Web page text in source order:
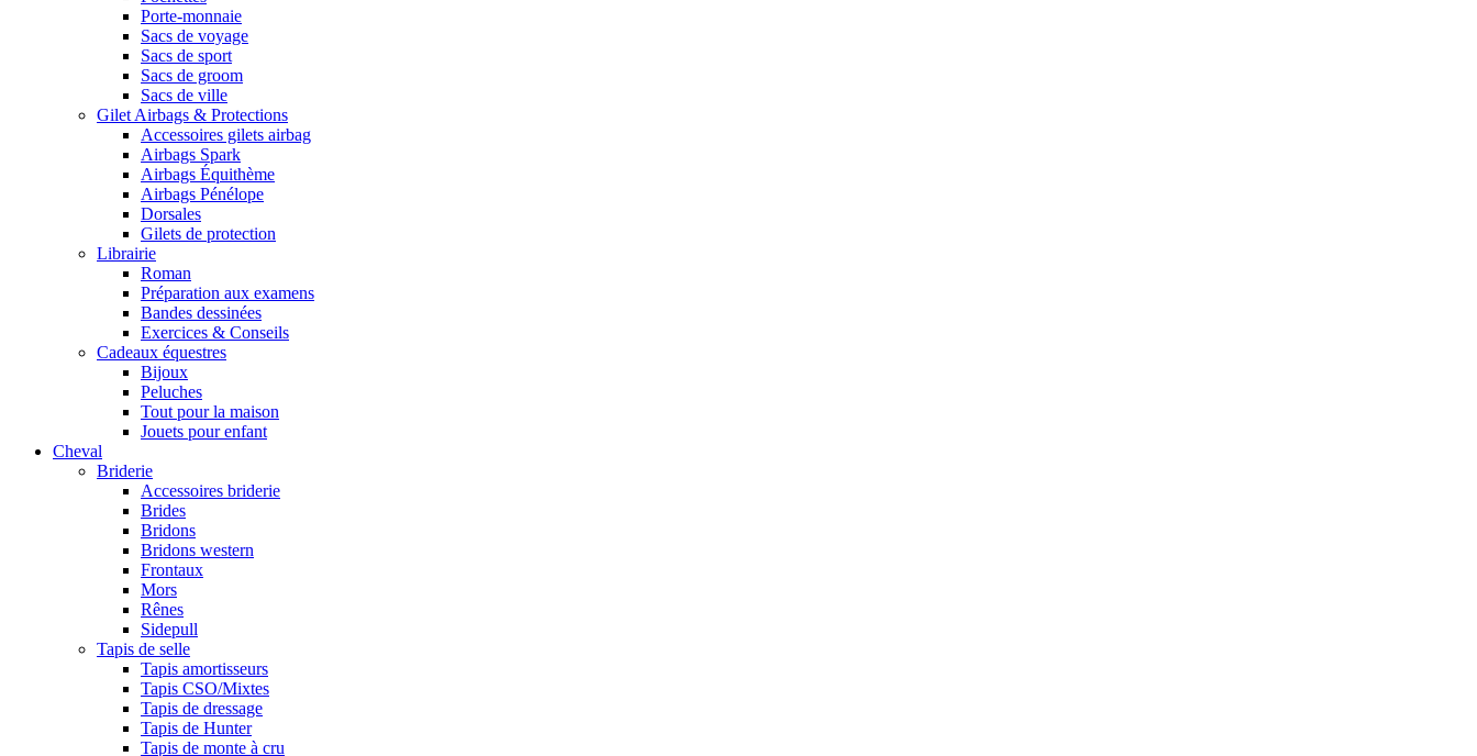
Porte-monnaie
Sacs de voyage
Sacs de sport
Sacs de groom
Sacs de ville
Gilet Airbags & Protections
Accessoires gilets airbag
Airbags Spark
Airbags Équithème
Airbags Pénélope
Dorsales
Gilets de protection
Librairie
Roman
Préparation aux examens
Bandes dessinées
Exercices & Conseils
Cadeaux équestres
Bijoux
Peluches
Tout pour la maison
Jouets pour enfant
Cheval
Briderie
Accessoires briderie
Brides
Bridons
Bridons western
Frontaux
Mors
Rênes
Sidepull
Tapis de selle
Tapis amortisseurs
Tapis CSO/Mixtes
Tapis de dressage
Tapis de Hunter
Tapis de monte à cru